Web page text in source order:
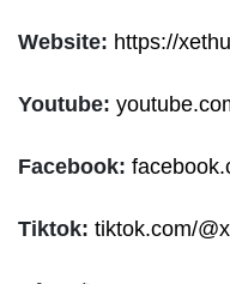
Website: https://
Youtube:
Facebook:
Tiktok: tiktok.com/